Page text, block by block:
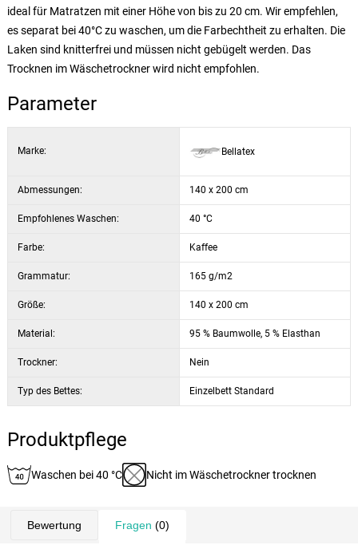
ideal für Matratzen mit einer Höhe von bis zu 20 cm. Wir empfehlen,
es separat bei 40°C zu waschen, um die Farbechtheit zu erhalten. Die
Laken sind knitterfrei und müssen nicht gebügelt werden. Das
Trocknen im Wäschetrockner wird nicht empfohlen.
Parameter
Marke: Bellatex
Abmessungen: 140 x 200 cm
Empfohlenes Waschen: 40 °C
Farbe: Kaffee
Grammatur: 165 g/m2
Größe: 140 x 200 cm
Material: 95 % Baumwolle, 5 % Elasthan
Trockner: Nein
Typ des Bettes: Einzelbett Standard
Produktpflege
Waschen bei 40 °C Nicht im Wäschetrockner trocknen
Bewertung Fragen (0)